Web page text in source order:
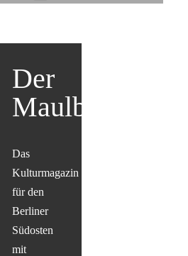
Der
Maulbär
Das
Kulturmagazin
für den
Berliner
Südosten
mit